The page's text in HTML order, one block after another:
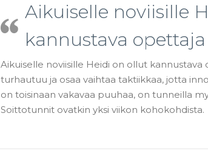
Aikuiselle noviisille
kannustava opettaja
Aikuiselle noviisille Heidi on ollut
turhautuu ja osaa vaihtaa taktiikkaa, jotta
on toisinaan vakavaa puuhaa, on tunneilla
Soittotunnit ovatkin yksi viikon kohokohdista.